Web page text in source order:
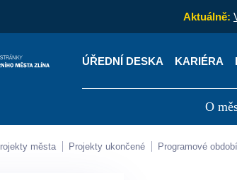
Aktuálně:
ÚŘEDNÍ DESKA KARIÉRA
O
Úřední deska
Projekty města Projekty ukončené Programové